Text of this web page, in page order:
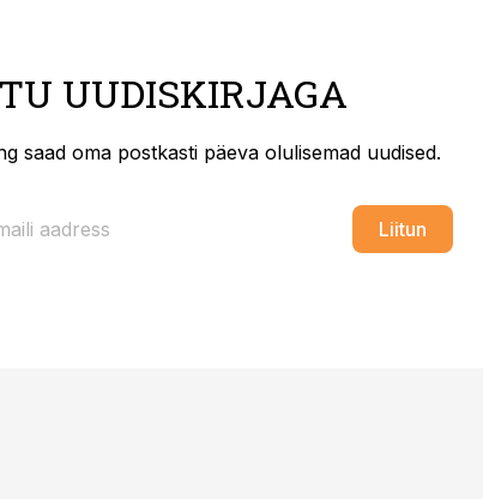
UUDISKIRJAGA
saad oma postkasti päeva olulisemad uudised.
Liitun